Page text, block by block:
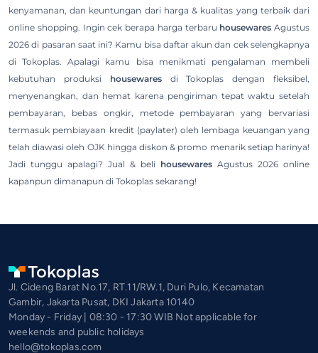
kenyamanan, dan keuntungan dari harga & kualitas yang terbaik dari
online shopping. Ingin cek berapa harga terbaru housewares Agustus
2026 di pasaran saat ini? Kamu bisa daftar akun dan cek selengkapnya
di Tokoplas. Apalagi kamu bisa menikmati pengalaman membeli
kebutuhan produksi housewaresdi Tokoplas dengan fleksibel,
menyenangkan, dan hemat karena pengiriman tepat waktu setelah
pembayaran, bebas ongkir, metode pembayaran yang bervariasi
termasuk pembiayaan kredit (paylater) oleh lembaga keuangan yang
telah diawasi oleh OJK hingga diskon & promo menarik setiap harinya!
Jadi tunggu apalagi? Jual & beli housewares Agustus 2026 online
kapanpun dimanapun di Tokoplas sekarang!
Jl. Cideng Barat No.17, RT.11/RW.1, Duri Pulo, Kecamatan
Gambir, Jakarta Pusat, DKI Jakarta 10140
Monday - Friday | 08:30 - 17:30 WIB Not applicable for
weekends and public holidays
hello@tokoplas.com